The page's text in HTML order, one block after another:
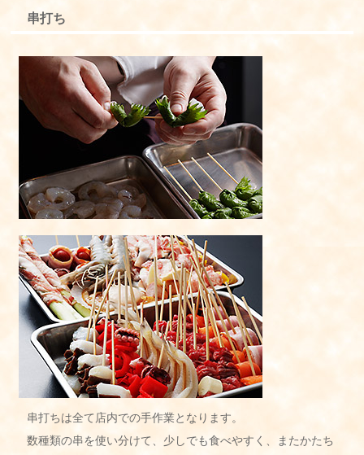
串打ち
串打ちは全て店内での手作業となります。
数種類の串を使い分けて、少しでも食べやすく、またかたち